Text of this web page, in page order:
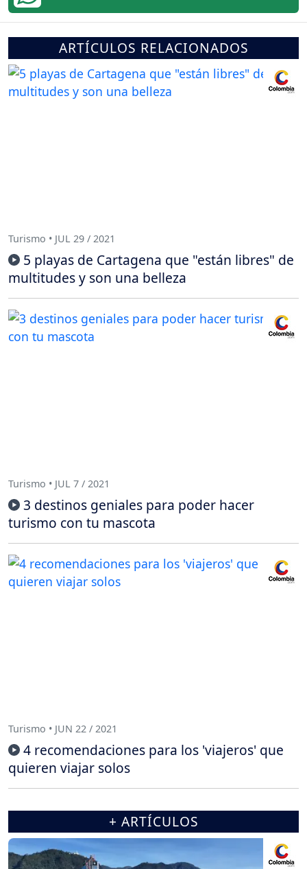
ARTÍCULOS RELACIONADOS
Turismo • JUL 29 / 2021
5 playas de Cartagena que "están libres" de
multitudes y son una belleza
Turismo • JUL 7 / 2021
3 destinos geniales para poder hacer
turismo con tu mascota
Turismo • JUN 22 / 2021
4 recomendaciones para los 'viajeros' que
quieren viajar solos
+ ARTÍCULOS